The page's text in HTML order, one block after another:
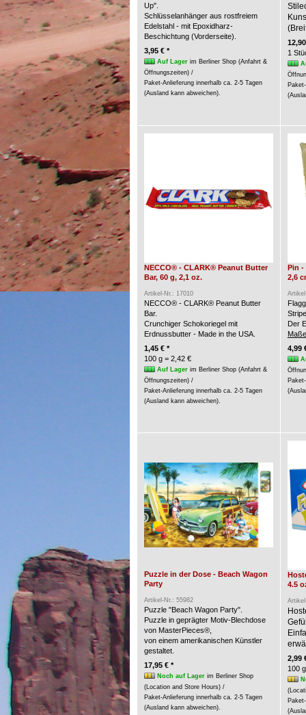
Up".
Schlüsselanhänger aus rostfreiem
Edelstahl - mit Epoxidharz-
Beschichtung (Vorderseite).
3,95 € *
Auf Lagerim Berliner Shop (Anfahrt &
Öffnungszeiten) /
Paket-Anlieferung innerhalb ca. 2-5 Tagen
(Ausland kann abweichen).
1
NECCO® - CLARK® Peanut Butter
Bar, 60 g, 2,1 oz.
Artikel-Nr.: 17010
NECCO® - CLARK® Peanut Butter
Bar.
Crunchiger Schokoriegel mit
Erdnussbutter - Made in the USA.
1,45 € *
100 g = 2,42 €
Auf Lagerim Berliner Shop (Anfahrt &
Öffnungszeiten) /
Paket-Anlieferung innerhalb ca. 2-5 Tagen
(Ausland kann abweichen).
Pin -
2,6
Der
4,99
Puzzle in der Dose - Beach Wagon
Party
Artikel-Nr.: 55982
Puzzle "Beach Wagon Party".
Puzzle in geprägter Motiv-Blechdose
von MasterPieces®,
von einem amerikanischen Künstler
gestaltet.
17,95 € *
Noch auf Lagerim Berliner Shop
(Location and Store Hours) /
Paket-Anlieferung innerhalb ca. 2-5 Tagen
(Ausland kann abweichen).
4.5
2,99
100